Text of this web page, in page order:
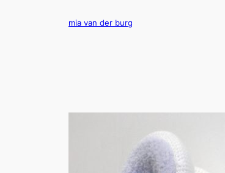
mia van der burg